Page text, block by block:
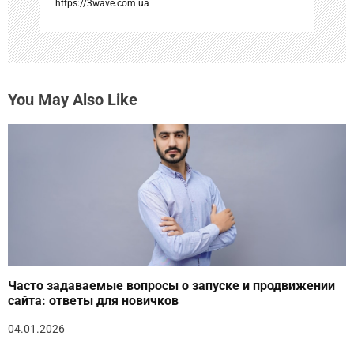
https://3wave.com.ua
You May Also Like
Часто задаваемые вопросы о запуске и продвижении
сайта: ответы для новичков
04.01.2026